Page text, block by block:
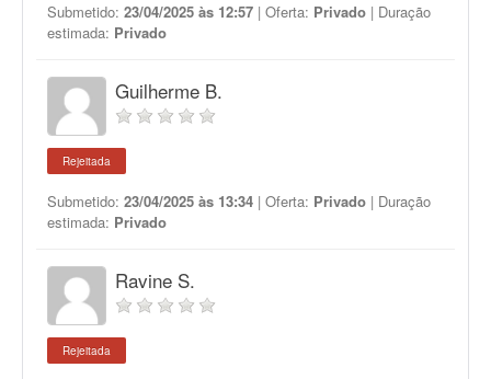
Submetido: 23/04/2025 às 12:57 | Oferta: Privado | Duração
estimada: Privado
Guilherme B.
Rejeitada
Submetido: 23/04/2025 às 13:34 | Oferta: Privado | Duração
estimada: Privado
Ravine S.
Rejeitada